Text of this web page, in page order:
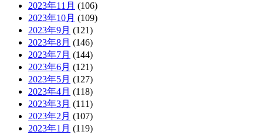
2023年11月 (106)
2023年10月 (109)
2023年9月 (121)
2023年8月 (146)
2023年7月 (144)
2023年6月 (121)
2023年5月 (127)
2023年4月 (118)
2023年3月 (111)
2023年2月 (107)
2023年1月 (119)